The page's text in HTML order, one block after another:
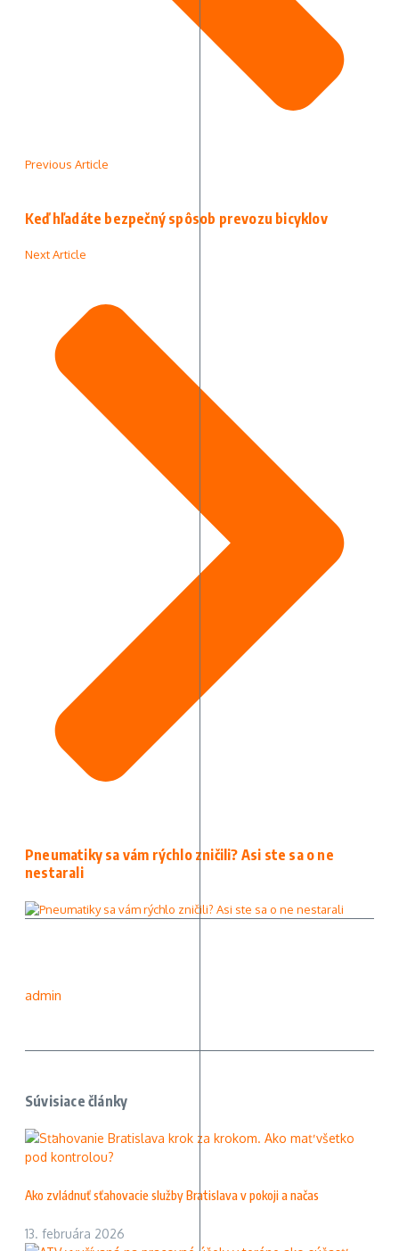
Previous Article
Keď hľadáte bezpečný spôsob prevozu bicyklov
Next Article
Pneumatiky sa vám rýchlo zničili? Asi ste sa o ne
nestarali
admin
Súvisiace články
Ako zvládnuť sťahovacie služby Bratislava v pokoji a načas
13. februára 2026